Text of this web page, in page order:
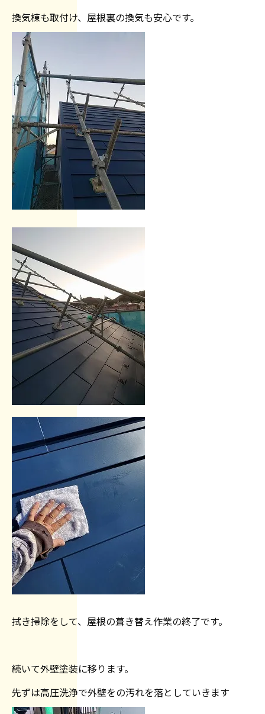
換気棟も取付け、屋根裏の換気も安心です。
拭き掃除をして、屋根の葺き替え作業の終了です。
続いて外壁塗装に移ります。
先ずは高圧洗浄で外壁をの汚れを落としていきます